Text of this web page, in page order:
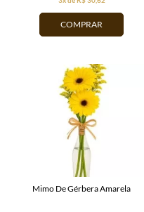
COMPRAR
Mimo De Gérbera Amarela